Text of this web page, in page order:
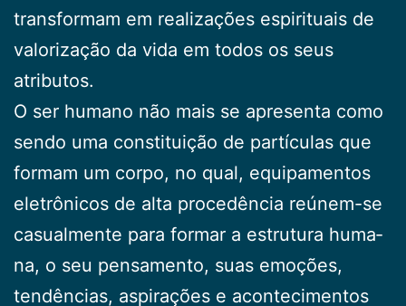
transformam em rea­lizações espirituais de
valorização da vida em todos os seus
atributos.
O ser humano não mais se apresenta como
sendo uma constituição de partículas que
formam um corpo, no qual, equipamentos
eletrônicos de alta procedência reúnem-se
casualmente para formar a estrutura huma­
na, o seu pensamento, suas emoções,
tendências, aspi­rações e acontecimentos